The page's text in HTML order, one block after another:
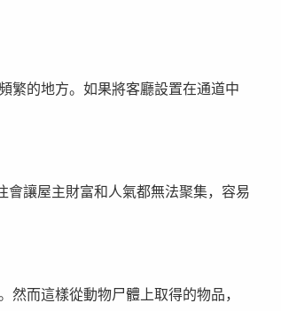
繁的地方。如果將客廳設置在通道中
會讓屋主財富和人氣都無法聚集，容易
而這樣從動物尸體上取得的物品，